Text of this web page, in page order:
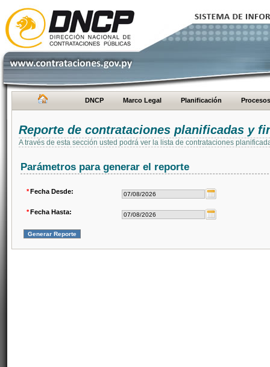
DNCP Marco Legal Planificación Procesos
Reporte de contrataciones planificadas y
A través de esta sección usted podrá ver la lista de contrataciones
Parámetros para generar el reporte
*Fecha Desde:
*Fecha Hasta: